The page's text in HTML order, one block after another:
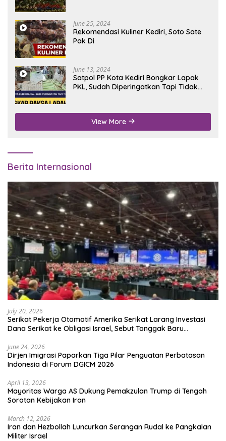
June 25, 2024
Rekomendasi Kuliner Kediri, Soto Sate
Pak Di
June 13, 2024
Satpol PP Kota Kediri Bongkar Lapak
PKL, Sudah Diperingatkan Tapi Tidak
View More
Berita Internasional
July 20, 2026
Serikat Pekerja Otomotif Amerika Serikat Larang Investasi
Dana Serikat ke Obligasi Israel, Sebut Tonggak Baru
June 24, 2026
Dirjen Imigrasi Paparkan Tiga Pilar Penguatan Perbatasan
Indonesia di Forum DGICM 2026
April 13, 2026
Mayoritas Warga AS Dukung Pemakzulan Trump di Tengah
Sorotan Kebijakan Iran
March 12, 2026
Iran dan Hezbollah Luncurkan Serangan Rudal ke Pangkalan
Militer Israel